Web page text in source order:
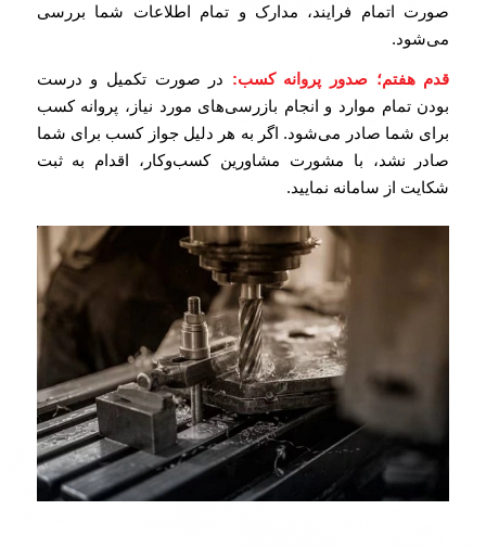
صورت اتمام فرایند، مدارک و تمام اطلاعات شما بررسی
می‌شود.
قدم هفتم؛ صدور پروانه کسب: در صورت تکمیل و درست
بودن تمام موارد و انجام بازرسی‌های مورد نیاز، پروانه کسب
برای شما صادر می‌شود. اگر به هر دلیل جواز کسب برای شما
صادر نشد، با مشورت مشاورین کسب‌وکار، اقدام به ثبت
شکایت از سامانه نمایید.